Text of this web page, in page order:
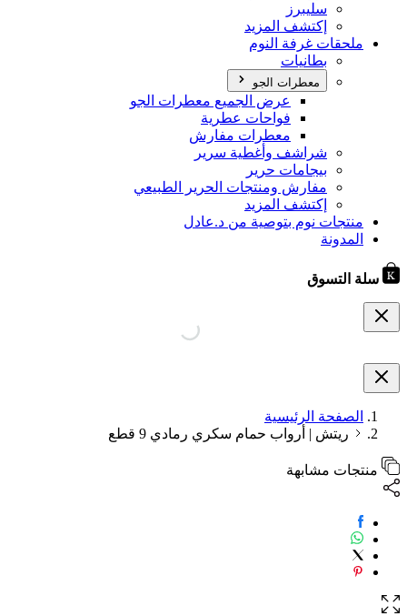
سليبرز
إكتشف المزيد
ملحقات غرفة النوم
بطانيات
معطرات الجو
عرض الجميع معطرات الجو
فواحات عطرية
معطرات مفارش
شراشف وأغطية سرير
بيجامات حرير
مفارش ومنتجات الحرير الطبيعي
إكتشف المزيد
منتجات نوم بتوصية من د.عادل
المدونة
سلة التسوق
الصفحة الرئيسية
ريتش | أرواب حمام سكري رمادي 9 قطع
منتجات مشابهة